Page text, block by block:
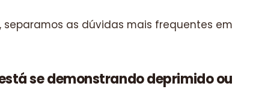
separamos as dúvidas mais frequentes em
se demonstrando deprimido ou